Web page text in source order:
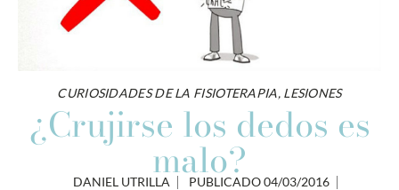
CURIOSIDADES DE LA FISIOTERAPIA, LESIONES
¿Crujirse los dedos es
malo?
DANIEL UTRILLA PUBLICADO 04/03/2016